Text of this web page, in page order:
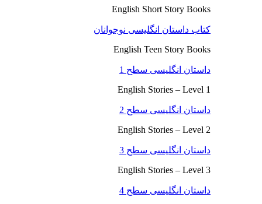
English Short Story Books
کتاب داستان انگلیسی نوجوانان
English Teen Story Books
داستان انگلیسی سطح 1
English Stories – Level 1
داستان انگلیسی سطح 2
English Stories – Level 2
داستان انگلیسی سطح 3
English Stories – Level 3
داستان انگلیسی سطح 4